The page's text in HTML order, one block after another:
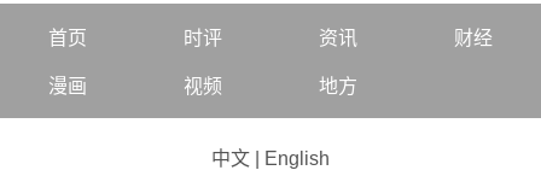
首页 时评 资讯 财经
漫画 视频 地方
中文 English